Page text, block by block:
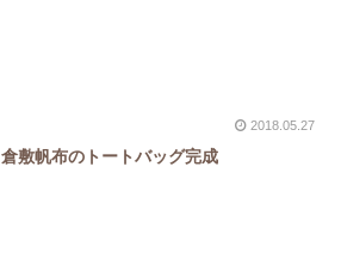
2018.05.27
倉敷帆布のトートバッグ完成